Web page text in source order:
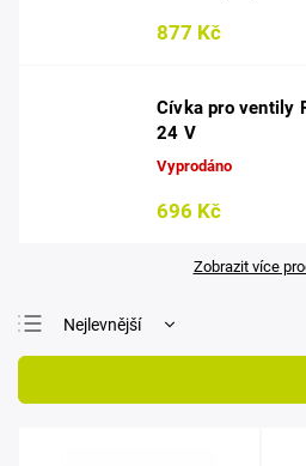
877 Kč
Cívka pro ventily
24 V
Vyprodáno
696 Kč
Zobrazit více
Nejlevnější
Nejprodávanější